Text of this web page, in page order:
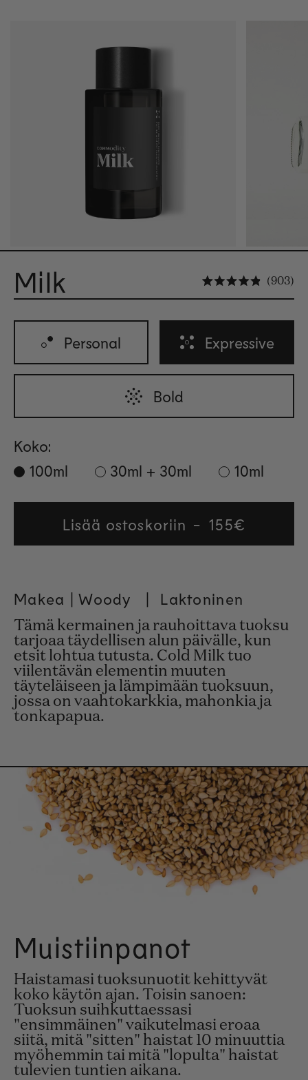
Milk 903
Personal Expressive
Bold
Koko:
100ml
30ml + 30ml 10ml
Lisää ostoskoriin
Regular
price
155€
Makea | Woody | Laktoninen
Tämä kermainen ja rauhoittava tuoksu
tarjoaa täydellisen alun päivälle, kun
etsit lohtua tutusta. Cold Milk tuo
viilentävän elementin muuten
täyteläiseen ja lämpimään tuoksuun,
jossa on vaahtokarkkia, mahonkia ja
tonkapapua.
Muistiinpanot
Haistamasi tuoksunuotit kehittyvät
koko käytön ajan. Toisin sanoen:
Tuoksun suihkuttaessasi
"ensimmäinen" vaikutelmasi eroaa
siitä, mitä "sitten" haistat 10 minuuttia
myöhemmin tai mitä "lopulta" haistat
tulevien tuntien aikana.